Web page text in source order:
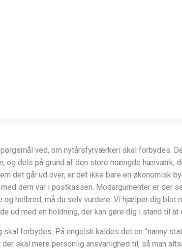
ved, om nytårsfyrværkeri skal forbydes.
og dels på grund af den store mængde hærværk,
det går ud over, er det ikke bare en økonomisk
dem var i postkassen. Modargumenter er
helbred, må du selv vurdere. Vi hjælper dig blot
ud med en holdning, der kan gøre dig i stand til at
forbydes. På engelsk kaldes det en ”nanny
skal mere personlig ansvarlighed til, så man